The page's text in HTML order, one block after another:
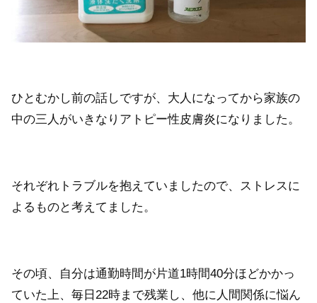
ひとむかし前の話しですが、大人になってから家族の
中の三人がいきなりアトピー性皮膚炎になりました。
それぞれトラブルを抱えていましたので、ストレスに
よるものと考えてました。
その頃、自分は通勤時間が片道1時間40分ほどかかっ
ていた上、毎日22時まで残業し、他に人間関係に悩ん